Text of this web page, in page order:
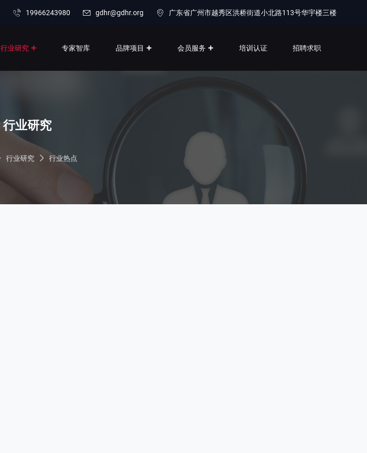
19966243980 gdhr@gdhr.org 广东省广州市越秀区洪桥街道小北路113号华宇楼三楼
行业研究 专家智库 品牌项目 会员服务 培训认证 招聘求职
行业研究
行业研究 行业热点